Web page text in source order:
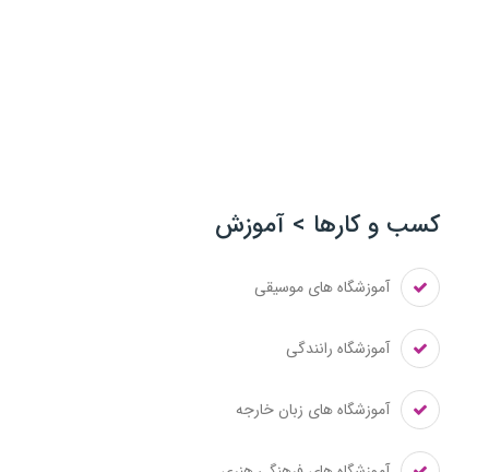
کسب و کارها > آموزش
آموزشگاه های موسیقی
آموزشگاه رانندگی
آموزشگاه های زبان خارجه